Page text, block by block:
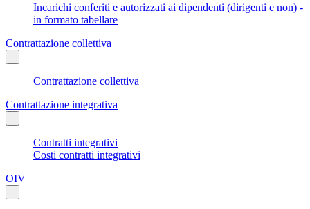
Incarichi conferiti e autorizzati ai dipendenti (dirigenti e non) -
in formato tabellare
Contrattazione collettiva
Contrattazione collettiva
Contrattazione integrativa
Contratti integrativi
Costi contratti integrativi
OIV